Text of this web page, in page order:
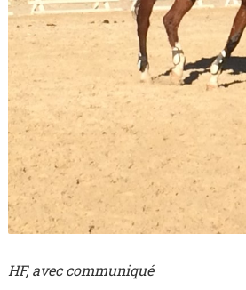
HF, avec communiqué